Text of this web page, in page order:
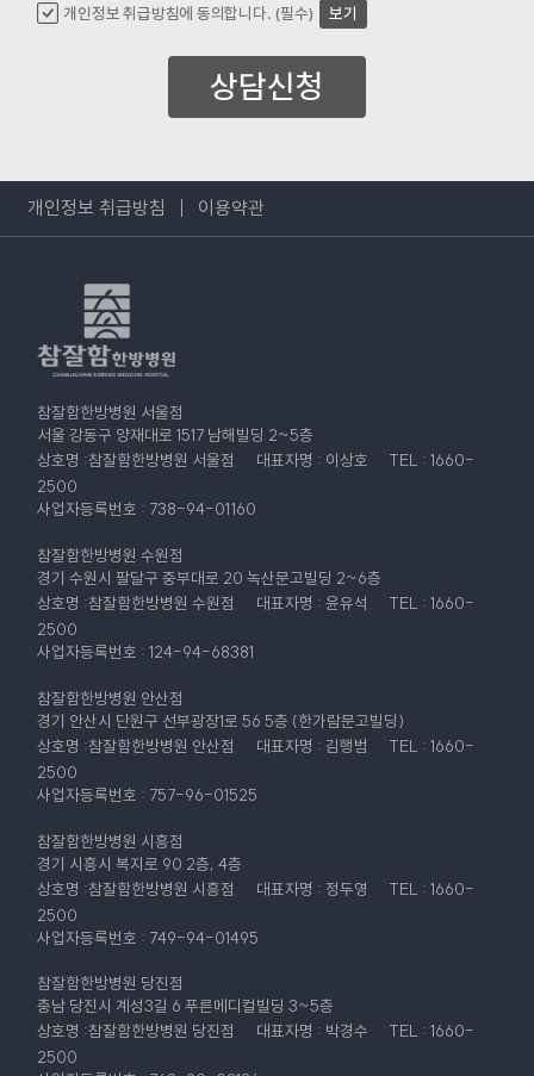
개인정보 취급방침에 동의합니다. (필수)
보기
상담신청
개인정보 취급방침 이용약관
참잘함한방병원 서울점
서울 강동구 양재대로 1517 남해빌딩 2~5층
상호명 :참잘함한방병원 서울점
대표자명 : 이상호
TEL : 1660-
2500
사업자등록번호 : 738-94-01160
참잘함한방병원 수원점
경기 수원시 팔달구 중부대로 20 녹산문고빌딩 2~6층
상호명 :참잘함한방병원 수원점
대표자명 : 윤유석
TEL : 1660-
2500
사업자등록번호 : 124-94-68381
참잘함한방병원 안산점
경기 안산시 단원구 선부광장1로 56 5층 (한가람문고빌딩)
상호명 :참잘함한방병원 안산점
대표자명 : 김행범
TEL : 1660-
2500
사업자등록번호 : 757-96-01525
참잘함한방병원 시흥점
경기 시흥시 복지로 90 2층, 4층
상호명 :참잘함한방병원 시흥점
대표자명 : 정두영
TEL : 1660-
2500
사업자등록번호 : 749-94-01495
참잘함한방병원 당진점
충남 당진시 계성3길 6 푸른메디컬빌딩 3~5층
상호명 :참잘함한방병원 당진점
대표자명 : 박경수
TEL : 1660-
2500